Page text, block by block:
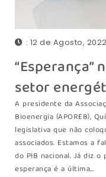
: 12 de Agosto, 2022
“Esperança”
setor
A presidente da
Bioenergia (APOREB),
legislativa que não
associados. Estamos a
do PIB nacional. Já diz
esperança é a última…